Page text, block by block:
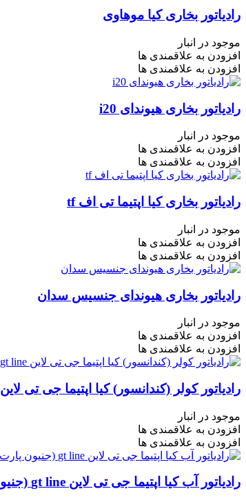
رادیاتور بخاری کیا موهاوی
موجود در انبار
افزودن به علاقمندی ها
افزودن به علاقمندی ها
رادیاتور بخاری هیوندای i20
موجود در انبار
افزودن به علاقمندی ها
افزودن به علاقمندی ها
رادیاتور بخاری کیا اپتیما تی اف tf
موجود در انبار
افزودن به علاقمندی ها
افزودن به علاقمندی ها
رادیاتور بخاری هیوندای جنسیس سدان
موجود در انبار
افزودن به علاقمندی ها
افزودن به علاقمندی ها
رادیاتور کولر (کندانسور) کیا اپتیما جی تی لاین gt line
موجود در انبار
افزودن به علاقمندی ها
افزودن به علاقمندی ها
رادیاتور آب کیا اپتیما جی تی لاین gt line (جنیون پارت)